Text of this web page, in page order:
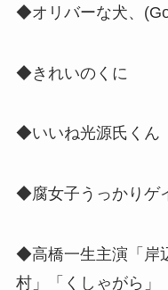
◆オリバーな犬、
◆きれいのくに
◆いいね光源氏くん
◆腐女子うっかりゲ
◆高橋一生主演「岸
村」「くしゃがら」